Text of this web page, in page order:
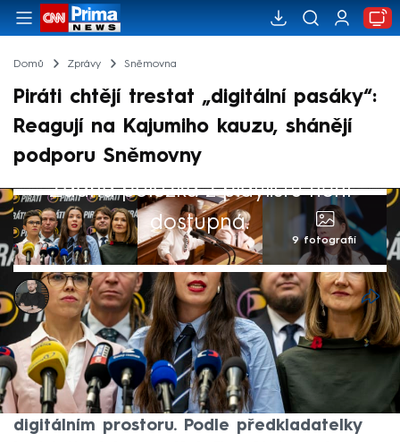
Domů Zprávy Sněmovna
Piráti chtějí trestat „digitální pasáky“:
Reagují na Kajumiho kauzu, shánějí
podporu Sněmovny
Žádná položka z playlistu není
dostupná.
9 fotografií
Marek Pausz
3. čvc 2026, 08:01
Opoziční Piráti chtějí do trestního zákoníku
prosadit nový paragraf, podle něhož by
bylo možné postihnout kuplířství v
digitálním prostoru. Podle předkladatelky